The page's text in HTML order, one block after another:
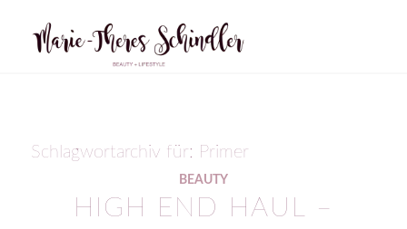
Schlagwortarchiv für: Primer
BEAUTY
HIGH END HAUL –